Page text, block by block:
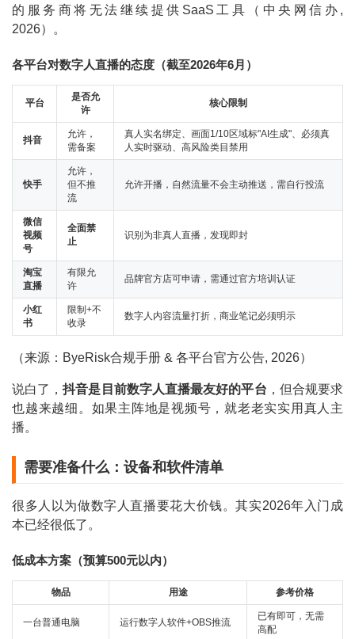
的服务商将无法继续提供SaaS工具（中央网信办,
2026）。
各平台对数字人直播的态度（截至2026年6月）
平台
是否允
许
核心限制
抖音
允许，
需备案
真人实名绑定、画面1/10区域标"AI生成"、必须真
人实时驱动、高风险类目禁用
快手
允许，
但不推
流
允许开播，自然流量不会主动推送，需自行投流
微信
视频
号
全面禁
止
识别为非真人直播，发现即封
淘宝
直播
有限允
许
品牌官方店可申请，需通过官方培训认证
小红
书
限制+不
收录
数字人内容流量打折，商业笔记必须明示
（来源：ByeRisk合规手册 & 各平台官方公告, 2026）
说白了，抖音是目前数字人直播最友好的平台 ，但合规要求
也越来越细。如果主阵地是视频号，就老老实实用真人主
播。
需要准备什么：设备和软件清单
很多人以为做数字人直播要花大价钱。其实2026年入门成
本已经很低了。
低成本方案（预算500元以内）
物品 用途 参考价格
一台普通电脑 运行数字人软件+OBS推流
已有即可，无需
高配